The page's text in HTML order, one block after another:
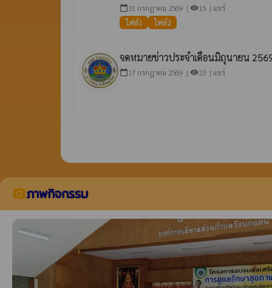
calendar_today31 กรกฎาคม 2569 | visibility15 | แชร์
ไฟล์1
ไฟล์2
จดหมายข่าวประจำเดือนมิถุนายน
calendar_today17 กรกฎาคม 2569 | visibility23 | แชร์
camera_altภาพกิจกรรม